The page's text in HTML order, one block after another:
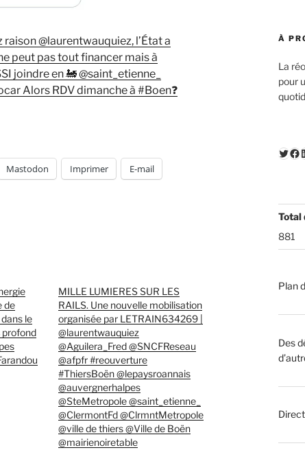
@laurentwauquiez, l’État a
peut pas tout financer mais à
joindre en 🚂 @saint_etienne_
Alors RDV dimanche à #Boen❓
Mastodon Imprimer E-mail
de
le
profond
MILLE LUMIERES SUR LES
RAILS. Une nouvelle mobilisation
organisée par LETRAIN634269 |
@laurentwauquiez
@Aguilera_Fred @SNCFReseau
@afpfr #reouverture
#ThiersBoën @lepaysroannais
@auvergnerhalpes
@SteMetropole @saint_etienne_
@ClermontFd @ClrmntMetropole
@ville de thiers @Ville de Boën
@mairienoiretable
À
La
pour
Total
881
Plan
Des